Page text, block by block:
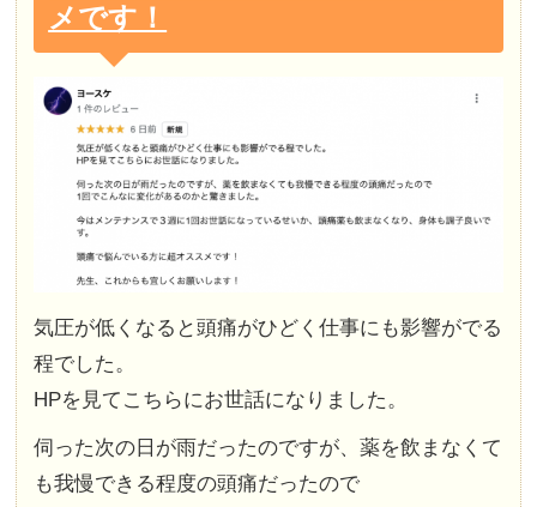
メです！
気圧が低くなると頭痛がひどく仕事にも影響がでる
程でした。
HPを見てこちらにお世話になりました。
伺った次の日が雨だったのですが、薬を飲まなくて
も我慢できる程度の頭痛だったので